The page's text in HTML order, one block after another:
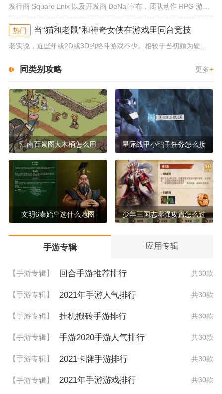
发行商 Square Enix 以及开发商 DeNa 宣布，团队动作 RPG 游戏《勇者斗恶龙：达尔的大冒险 魂之绊》将...
热门 当“猫和老鼠”和神奇女侠在游戏里同台竞技
老实说，近些年或2D或3D的格斗游戏不少。相较于当初颇为硬核的难度。如今这类游戏大都以较低的游玩门槛，独特的技能机制吸引...
同类别攻略 更多+
江南百景图大木桶怎么用 星际战甲小鸭子任务怎么接
文明6秦始皇选什么地图 少年三国志零强攻篇怎么过
手游专辑 应用专辑
【手游专辑】 回合手游推荐排行 共30款
【手游专辑】 2021年手游人气排行 共30款
【手游专辑】 挂机搬砖手游排行 共30款
【手游专辑】 手游2020手游人气排行 共30款
【手游专辑】 2021卡牌手游排行 共30款
【手游专辑】 2021年手游游戏排行 共30款